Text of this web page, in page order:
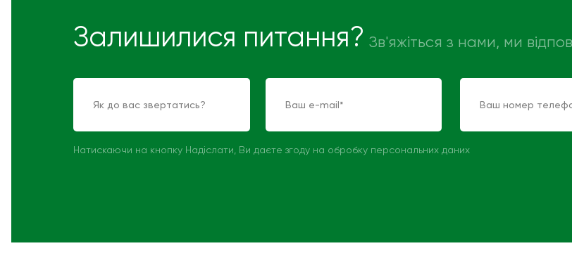
Залишилися питання? Зв'яжіться з нами, ми
Натискаючи на кнопку Надіслати, Ви даєте згоду на обробку персональних даних